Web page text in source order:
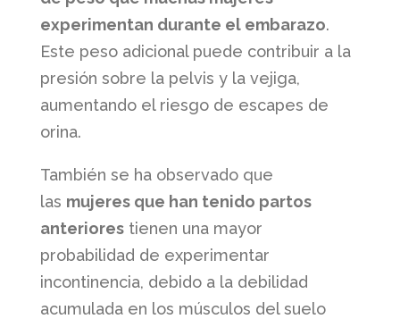
experimentan durante el embarazo.
Este peso adicional puede contribuir a la
presión sobre la pelvis y la vejiga,
aumentando el riesgo de escapes de
orina.
También se ha observado que
las mujeres que han tenido partos
anteriorestienen una mayor
probabilidad de experimentar
incontinencia, debido a la debilidad
acumulada en los músculos del suelo